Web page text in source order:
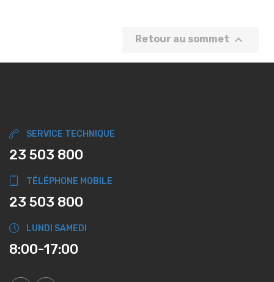
Retour au sommet 
SERVICE TECHNIQUE
23 503 800
TÉLÉPHONE MOBILE
23 503 800
LUNDI SAMEDI
8:00-17:00